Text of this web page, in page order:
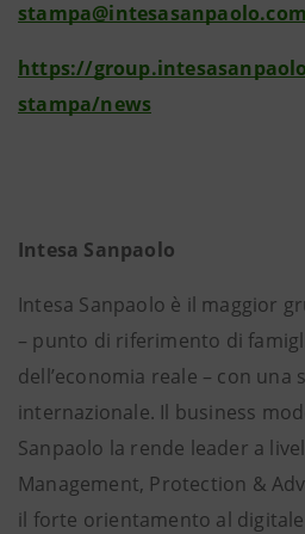
stampa@intesasanpaolo.com
https://
stampa/news
Intesa Sanpaolo
Intesa Sanpaolo è il maggior
– punto di riferimento di
dell’economia reale – con una
internazionale. Il business
Sanpaolo la rende leader a
Management, Protection &
il forte orientamento al